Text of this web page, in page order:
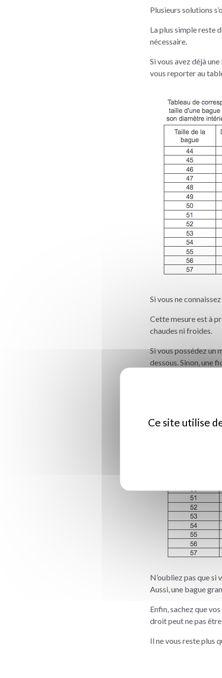
Plusieurs solutions
La plus simple reste
nécessaire.
Si vous avez déjà
vous reporter au
Si vous ne
Cette mesure est à
chaudes ni froides.
Si vous possédez un
dessous. Sinon, une
N’oubliez pas que
Aussi, une bague
Enfin, sachez que
droit peut ne pas
Il ne vous reste plus
Ce site utilise